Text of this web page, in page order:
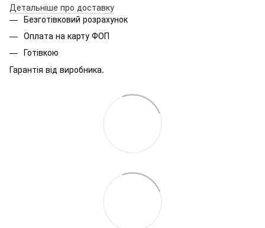
Детальніше про доставку
Безготівковий розрахунок
Оплата на карту ФОП
Готівкою
Гарантія від виробника.